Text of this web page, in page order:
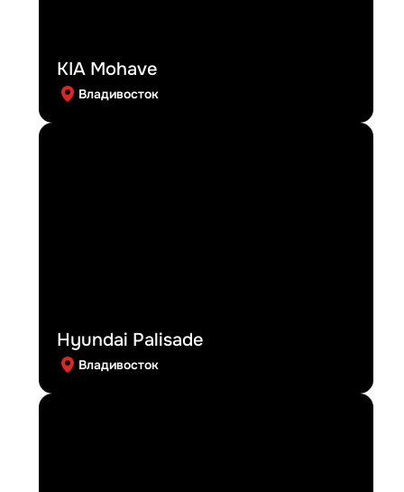
KIA Mohave
Владивосток
Hyundai Palisade
Владивосток